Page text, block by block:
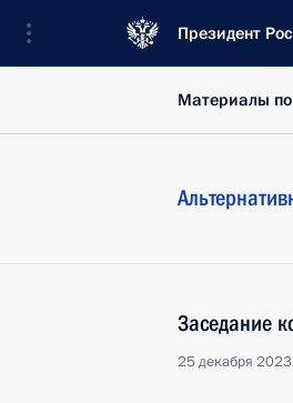
Президент
Материалы
Заседание
25 декабря